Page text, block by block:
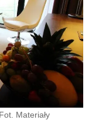
Materiały